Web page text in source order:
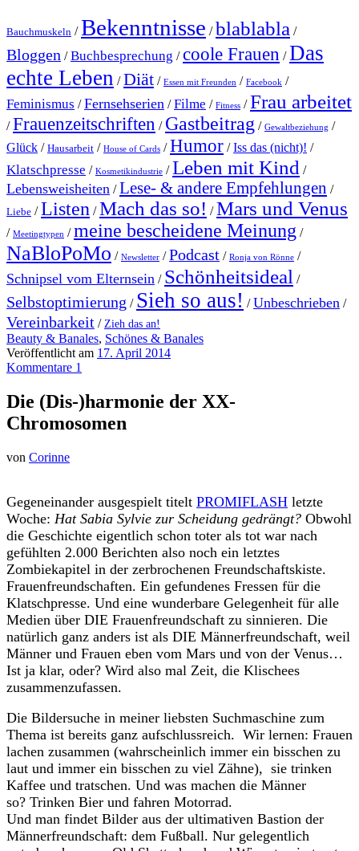
Bauchmuskeln /Bekenntnisse /blablabla /
Bloggen /Buchbesprechung /coole Frauen /Das
echte Leben /Diät / Essen mit Freunden / Facebook /
Feminismus /Fernsehserien /Filme / Fitness /Frau arbeitet
/Frauenzeitschriften / Gastbeitrag / Gewaltbeziehung /
Glück / Hausarbeit / House of Cards /Humor /Iss das (nicht)! /
Klatschpresse / Kosmetikindustrie /Leben mit Kind /
Lebensweisheiten /Lese- & andere Empfehlungen /
Liebe /Listen /Mach das so! /Mars und Venus
/ Meetingtypen /meine bescheidene Meinung /
NaBloPoMo / Newsletter /Podcast / Ronja von Rönne /
Schnipsel vom Elternsein / Schönheitsideal /
Selbstoptimierung / Sieh so aus! /Unbeschrieben /
Vereinbarkeit / Zieh das an!
Beauty & Banales, Schönes & Banales
Veröffentlicht am 17. April 2014
Kommentare 1
Die (Dis-)harmonie der XX-
Chromosomen
von Corinne
Gegeneinander ausgespielt titelt PROMIFLASH letzte
Woche: Hat Sabia Sylvie zur Scheidung gedrängt? Obwohl
die Geschichte eigentlich schon toter als tot war nach
gefühlten 2.000 Berichten also noch ein letztes
Zombiekapitel in der zerbrochenen Freundschaftskiste.
Frauenfreundschaften. Ein gefundenes Fressen für die
Klatschpresse. Und eine wunderbare Gelegenheit für alle
Medien über DIE Frauenfreundschaft zu sinnieren. Die
natürlich ganz anders ist als DIE Männerfreundschaft, weil
Männer und Frauen eben vom Mars und von der Venus…
Ist ja klar, oder? Wird also mal Zeit, die Klischees
zusammenzufassen.
Die Bildersuche in meiner liebsten Suchmaschine zum
Thema ist bereits ganz aufschlussreich. Wir lernen: Frauen
lachen zusammen (wahrscheinlich immer ein bisschen zu
laut und immer ein bisschen zu viel Zähne), sie trinken
Kaffee und tratschen. Und was machen die Männer
so? Trinken Bier und fahren Motorrad.
Und man findet Bilder aus der ultimativen Bastion der
Männerfreundschaft: dem Fußball. Nur gelegentlich